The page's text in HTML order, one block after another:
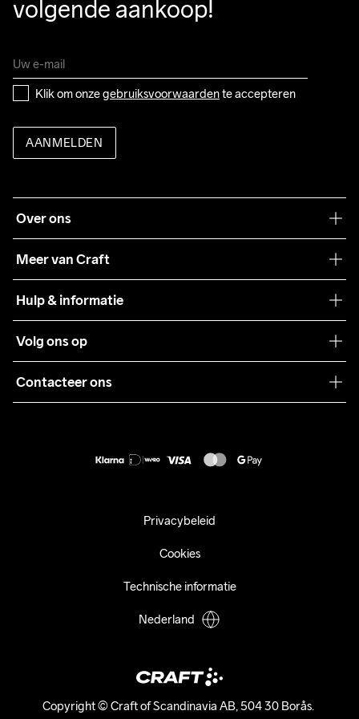
volgende aankoop!
Klik om onze gebruiksvoorwaarden te accepteren
AANMELDEN
Over ons
Meer van Craft
Teamwear
Samenwerkingen
Pers
Hulp & informatie
Algemene voorwaarden
Retour
Volg ons op
Contacteer ons
Copyright © Craft of Scandinavia AB, 504 30 Borås.
Privacybeleid
Cookies
Technische informatie
Nederland